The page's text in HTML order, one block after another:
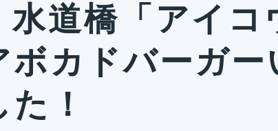
道橋「アイコ
ボカドバーガー
！